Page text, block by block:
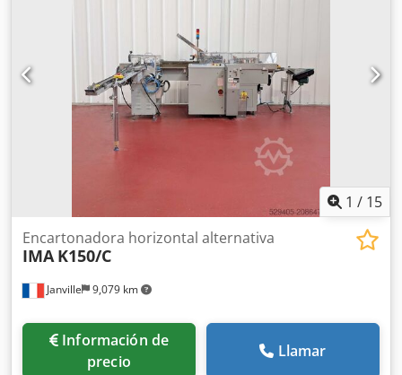
1 / 15
Janville 9,079 km
Encartonadora horizontal alternativa
IMA K150/C
Información de
precio
Llamar